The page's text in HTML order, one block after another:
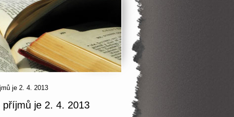
je 2. 4. 2013
je 2. 4. 2013